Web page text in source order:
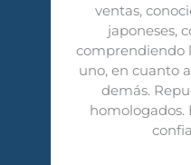
ventas,
japoneses,
comprendiendo
uno, en cuanto
demás.
homologados.